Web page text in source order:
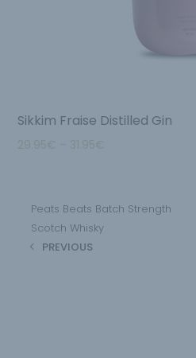
Sikkim Fraise Distilled Gin
29.95€ – 31.95€
Peats Beats Batch Strength
Scotch Whisky
PREVIOUS